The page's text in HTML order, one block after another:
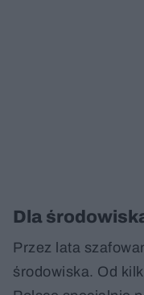
Dla
Przez lata
środowiska. Od